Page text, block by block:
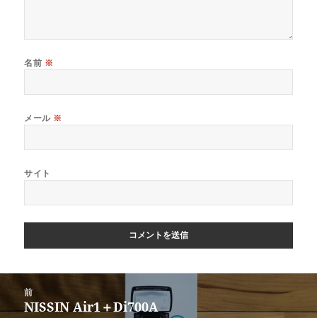
名前 ※
メール ※
サイト
前
前
NISSIN Air1＋Di700A